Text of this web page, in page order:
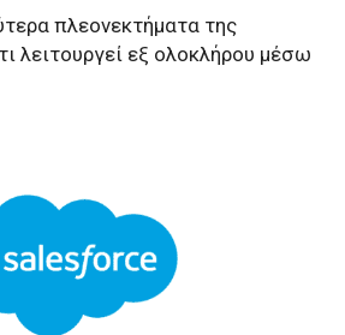
πλεονεκτήματα της
λειτουργεί εξ ολοκλήρου μέσω